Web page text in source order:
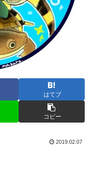
はてブ
コピー
2019.02.07